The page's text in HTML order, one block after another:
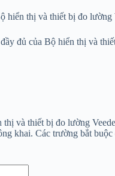
hiển thị và thiết bị đo
đầy đủ của Bộ hiển thị
và thiết bị đo lường
khai. Các trường bắt buộc